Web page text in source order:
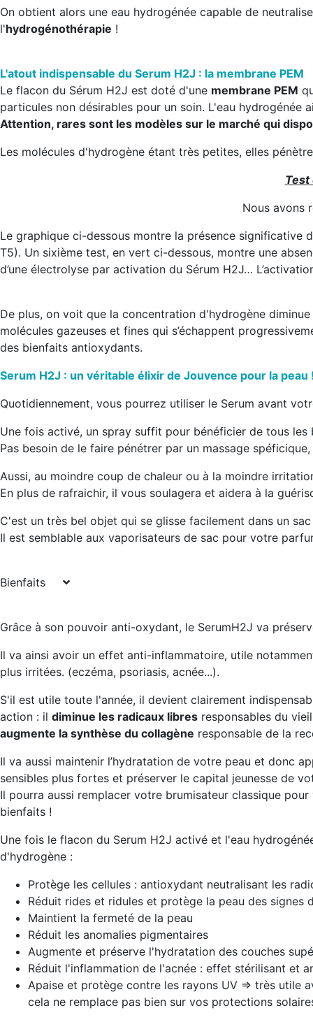
On obtient alors une eau hydrogénée capable de
l'hydrogénothérapie !
L'atout indispensable du Serum H2J : la membrane PEM
Le flacon du Sérum H2J est doté d'une membrane PEM
particules non désirables pour un soin. L'eau hydrogénée
Attention, rares sont les modèles sur le marché qui
Les molécules d'hydrogène étant très petites, elles
Test
Nous avons
Le graphique ci-dessous montre la présence significative
T5). Un sixième test, en vert ci-dessous, montre une
d’une électrolyse par activation du Sérum H2J…
De plus, on voit que la concentration d'hydrogène
molécules gazeuses et fines qui s’échappent
des bienfaits antioxydants.
Serum H2J : un véritable élixir de Jouvence pour la peau
Quotidiennement, vous pourrez utiliser le Serum avant
Une fois activé, un spray suffit pour bénéficier de tous
Pas besoin de le faire pénétrer par un massage
Aussi, au moindre coup de chaleur ou à la moindre
En plus de rafraichir, il vous soulagera et aidera à la
C'est un très bel objet qui se glisse facilement dans un
Il est semblable aux vaporisateurs de sac pour votre
Bienfaits
Grâce à son pouvoir anti-oxydant, le SerumH2J va
Il va ainsi avoir un effet anti-inflammatoire, utile
plus irritées. (eczéma, psoriasis, acnée...).
S'il est utile toute l'année, il devient clairement
action : il diminue les radicaux libres responsables du
augmente la synthèse du collagène responsable de la
Il va aussi maintenir l’hydratation de votre peau et donc
sensibles plus fortes et préserver le capital jeunesse de
Il pourra aussi remplacer votre brumisateur classique
bienfaits !
Une fois le flacon du Serum H2J activé et l'eau
d'hydrogène :
Protège les cellules : antioxydant neutralisant les
Réduit rides et ridules et protège la peau des signes
Maintient la fermeté de la peau
Réduit les anomalies pigmentaires
Augmente et préserve l'hydratation des couches
Réduit l'inflammation de l'acnée : effet stérilisant et
Apaise et protège contre les rayons UV => très utile
cela ne remplace pas bien sur vos protections